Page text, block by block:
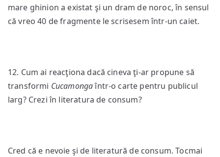
mare ghinion a existat şi un dram de noroc, în sensul
că vreo 40 de fragmente le scrisesem într-un caiet.
12. Cum ai reacţiona dacă cineva ţi-ar propune să
transformi Cucamongaîntr-o carte pentru publicul
larg? Crezi în literatura de consum?
Cred că e nevoie şi de literatură de consum. Tocmai